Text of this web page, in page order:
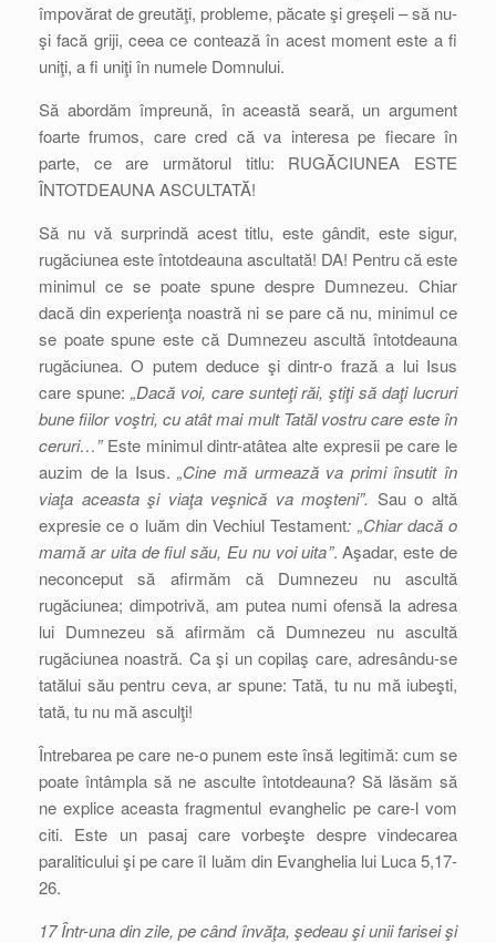
împovărat de greutăţi, probleme, păcate şi greşeli – să nu-
şi facă griji, ceea ce contează în acest moment este a fi
uniţi, a fi uniţi în numele Domnului.
Să abordăm împreună, în această seară, un argument
foarte frumos, care cred că va interesa pe fiecare în
parte, ce are următorul titlu: RUGĂCIUNEA ESTE
ÎNTOTDEAUNA ASCULTATĂ!
Să nu vă surprindă acest titlu, este gândit, este sigur,
rugăciunea este întotdeauna ascultată! DA! Pentru că este
minimul ce se poate spune despre Dumnezeu. Chiar
dacă din experienţa noastră ni se pare că nu, minimul ce
se poate spune este că Dumnezeu ascultă întotdeauna
rugăciunea. O putem deduce şi dintr-o frază a lui Isus
care spune: „Dacă voi, care sunteţi răi, ştiţi să daţi lucruri
bune fiilor voştri, cu atât mai mult Tatăl vostru care este în
ceruri…”Este minimul dintr-atâtea alte expresii pe care le
auzim de la Isus.„Cine mă urmează va primi însutit în
viaţa aceasta şi viaţa veşnică va moşteni”. Sau o altă
expresie ce o luăm din Vechiul Testament: „Chiar dacă o
mamă ar uita de fiul său, Eu nu voi uita”. Aşadar, este de
neconceput să afirmăm că Dumnezeu nu ascultă
rugăciunea; dimpotrivă, am putea numi ofensă la adresa
lui Dumnezeu să afirmăm că Dumnezeu nu ascultă
rugăciunea noastră. Ca şi un copilaş care, adresându-se
tatălui său pentru ceva, ar spune: Tată, tu nu mă iubeşti,
tată, tu nu mă asculţi!
Întrebarea pe care ne-o punem este însă legitimă: cum se
poate întâmpla să ne asculte întotdeauna? Să lăsăm să
ne explice aceasta fragmentul evanghelic pe care-l vom
citi. Este un pasaj care vorbeşte despre vindecarea
paraliticului şi pe care îl luăm din Evanghelia lui Luca 5,17-
26.
17 Într-una din zile, pe când învăţa, şedeau şi unii farisei şi